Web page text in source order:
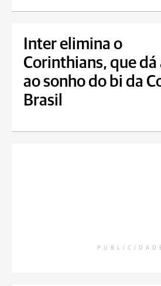
Inter elimina o
Corinthians, que dá
ao sonho do bi da
Brasil